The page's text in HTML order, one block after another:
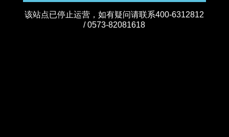
该站点已停止运营，如有疑问请联系400-6312812
/ 0573-82081618